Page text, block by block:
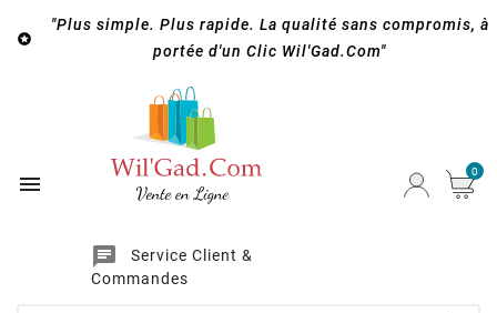

"Plus simple. Plus rapide. La qualité sans compromis, à
portée d'un Clic Wil'Gad.Com"

chat
Service Client &
Commandes
0